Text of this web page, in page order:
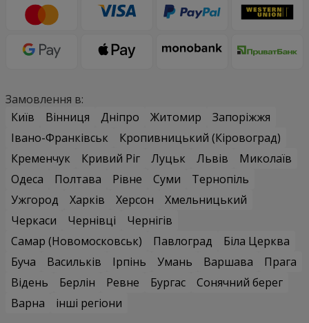
Замовлення в:
Київ
Вінниця Дніпро Житомир
Запоріжжя
Івано-Франківськ
Кропивницький (Кіровоград)
Кременчук
Кривий Ріг Луцьк Львів
Миколаїв
Одеса
Полтава Рівне Суми
Тернопіль
Ужгород
Харків Херсон
Хмельницький
Черкаси
Чернівці
Чернігів
Самар (Новомосковськ)
Павлоград
Біла Церква
Буча
Васильків Ірпінь Умань Варшава
Прага
Відень
Берлін Ревне Бургас
Сонячний берег
Варна
інші регіони